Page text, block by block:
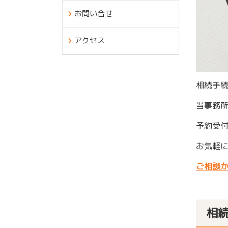
お問い合せ
アクセス
相続手
当事務
予約受
お気軽
ご相談
相